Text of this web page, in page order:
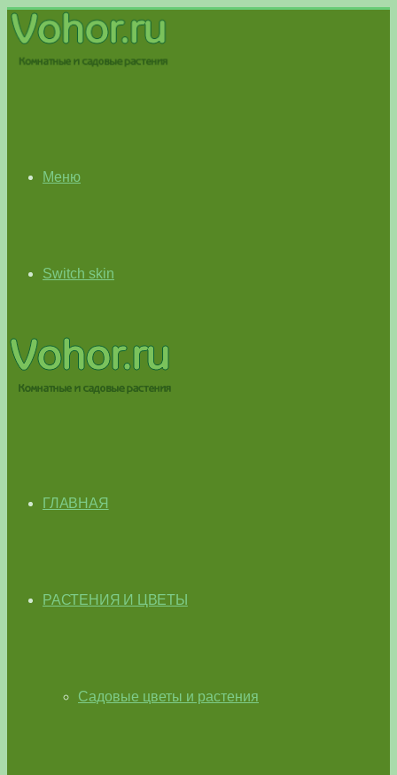
Меню
Switch skin
ГЛАВНАЯ
РАСТЕНИЯ И ЦВЕТЫ
Садовые цветы и растения